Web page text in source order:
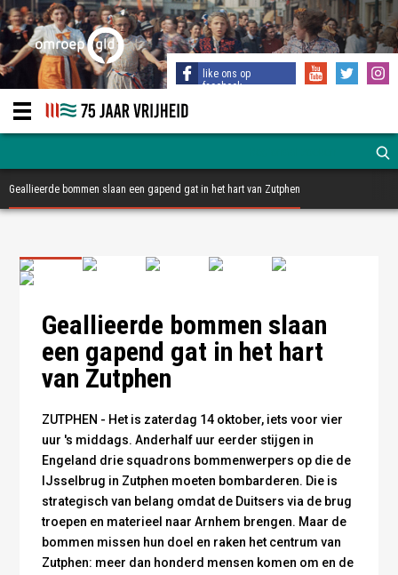
like ons op
facebook
Geallieerde bommen slaan een gapend gat in het hart van Zutphen
Geallieerde bommen slaan
een gapend gat in het hart
van Zutphen
ZUTPHEN - Het is zaterdag 14 oktober, iets voor vier
uur 's middags. Anderhalf uur eerder stijgen in
Engeland drie squadrons bommenwerpers op die de
IJsselbrug in Zutphen moeten bombarderen. Die is
strategisch van belang omdat de Duitsers via de brug
troepen en materieel naar Arnhem brengen. Maar de
bommen missen hun doel en raken het centrum van
Zutphen: meer dan honderd mensen komen om en de